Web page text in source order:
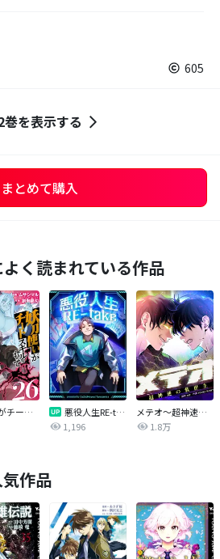
605
巻を表示する
まとめて購入
く読まれている作品
妖刀使いがチートスキルをもって異世界放浪 ～生まれ持ったチートは最強！！～
悪役人生RE-take【タテヨミ】
1,196
メテオ～超神速の救世主～【タテヨミ】
1.8万
作品